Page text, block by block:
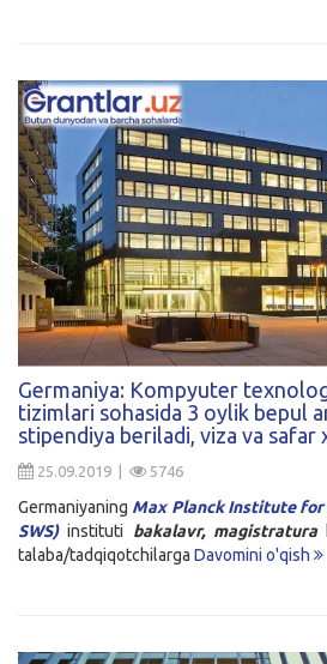
Germaniya: Kompyuter
tizimlari sohasida 3 oylik bepul
stipendiya beriladi, viza va safar
25.09.2019 | 5746
Germaniyaning Max Planck Institute
SWS)instituti bakalavr, magistratura
talaba/tadqiqotchilarga Davomini o'qish